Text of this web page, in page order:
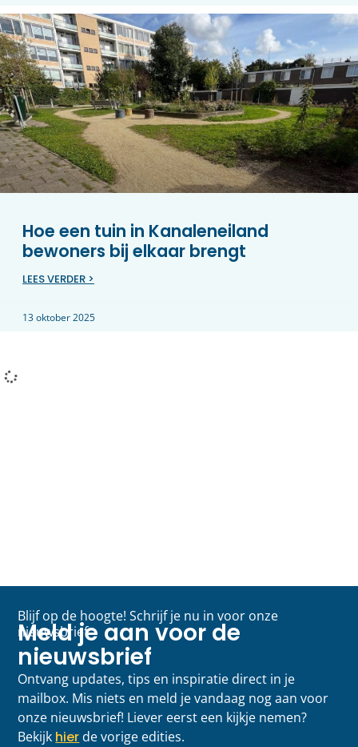
Hoe een tuin in Kanaleneiland
bewoners bij elkaar brengt
LEES VERDER >
13 oktober 2025
Blijf op de hoogte! Schrijf je nu in voor onze
nieuwsbrief
Meld je aan voor de
nieuwsbrief
Ontvang updates, tips en inspiratie direct in je
mailbox. Mis niets en meld je vandaag nog aan voor
onze nieuwsbrief! Liever eerst een kijkje nemen?
Bekijk hier de vorige edities.